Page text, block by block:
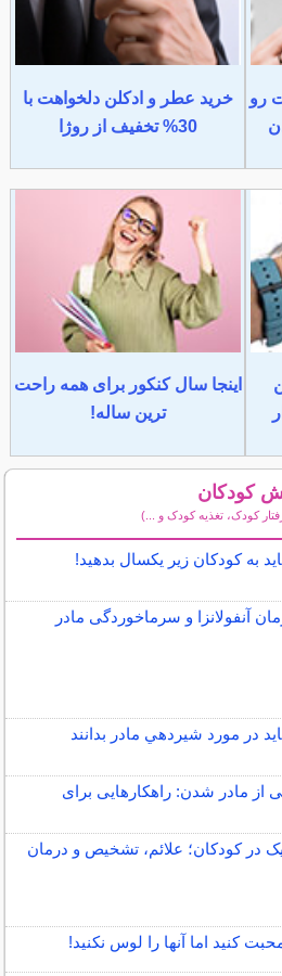
رو
خرید عطر و ادکلن دلخواهت با
30% تخفیف از روژا
اینجا سال کنکور برای همه راحت
ترین ساله!
کودکان
کودک، تغذیه کودک و ...)
به کودکان زیر یکسال بدهید!
آنفولانزا و سرماخوردگی مادر
در مورد شيردهي مادر بدانند
مادر شدن: راهکارهایی برای
در کودکان؛ علائم، تشخیص و درمان
کنید اما آنها را لوس نکنید!